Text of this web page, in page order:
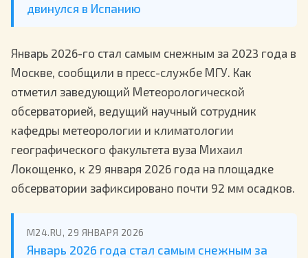
двинулся в Испанию
Январь 2026-го стал самым снежным за 2023 года в
Москве, сообщили в пресс-службе МГУ. Как
отметил заведующий Метеорологической
обсерваторией, ведущий научный сотрудник
кафедры метеорологии и климатологии
географического факультета вуза Михаил
Локощенко, к 29 января 2026 года на площадке
обсерватории зафиксировано почти 92 мм осадков.
M24.RU, 29 ЯНВАРЯ 2026
Январь 2026 года стал самым снежным за